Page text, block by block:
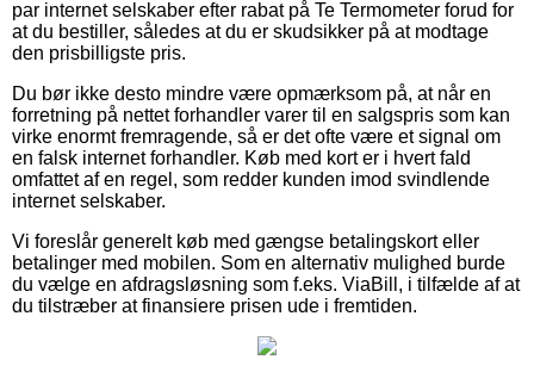
par internet selskaber efter rabat på Te Termometer forud for
at du bestiller, således at du er skudsikker på at modtage
den prisbilligste pris.
Du bør ikke desto mindre være opmærksom på, at når en
forretning på nettet forhandler varer til en salgspris som kan
virke enormt fremragende, så er det ofte være et signal om
en falsk internet forhandler. Køb med kort er i hvert fald
omfattet af en regel, som redder kunden imod svindlende
internet selskaber.
Vi foreslår generelt køb med gængse betalingskort eller
betalinger med mobilen. Som en alternativ mulighed burde
du vælge en afdragsløsning som f.eks. ViaBill, i tilfælde af at
du tilstræber at finansiere prisen ude i fremtiden.